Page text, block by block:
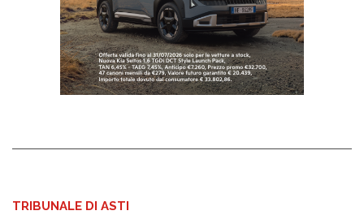
TRIBUNALE DI ASTI